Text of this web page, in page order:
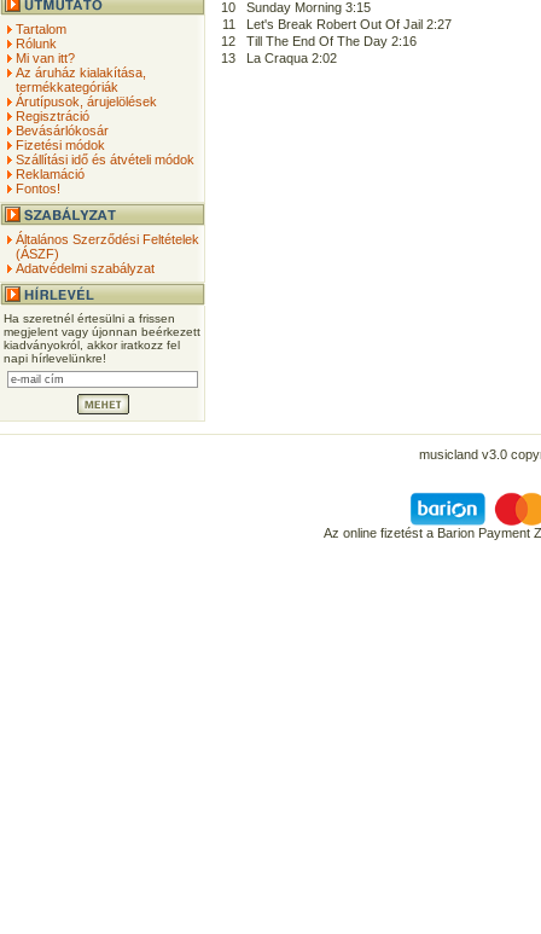
Tartalom
Rólunk
Mi van itt?
Az áruház kialakítása,
termékkategóriák
Árutípusok, árujelölések
Regisztráció
Bevásárlókosár
Fizetési módok
Szállítási idő és átvételi módok
Reklamáció
Fontos!
Általános Szerződési Feltételek
(ÁSZF)
Adatvédelmi szabályzat
Ha szeretnél értesülni a frissen
megjelent vagy újonnan beérkezett
kiadványokról, akkor iratkozz fel
napi hírlevelünkre!
10
Sunday Morning 3:15
11
Let's Break Robert Out Of Jail 2:27
12
Till The End Of The Day 2:16
13
La Craqua 2:02
musicland v3.0
Az online fizetést a Barion Payment